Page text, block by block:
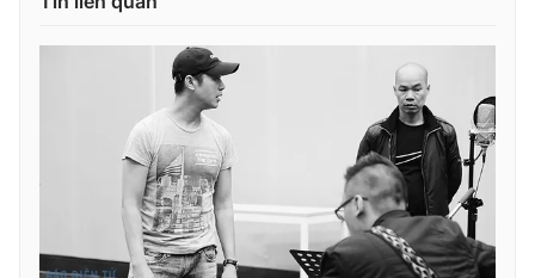
Theo dõi báo trên
Cơ quan chủ quản:Đài Truyền hình Việt Nam
Cơ quan báo chí:Thời báo VTV
Giấy phép hoạt động báo in và báo điện tử số 483/GP-BTTTT
cấp ngày 29/12/2023